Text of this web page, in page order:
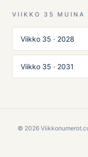
VIIKKO 35 MUINA
Viikko 35 · 2028
Viikko 35 · 2031
© 2026